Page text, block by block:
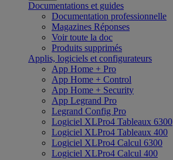
Documentations et guides
Documentation professionnelle
Magazines Réponses
Voir toute la doc
Produits supprimés
Applis, logiciels et configurateurs
App Home + Pro
App Home + Control
App Home + Security
App Legrand Pro
Legrand Config Pro
Logiciel XLPro4 Tableaux 6300
Logiciel XLPro4 Tableaux 400
Logiciel XLPro4 Calcul 6300
Logiciel XLPro4 Calcul 400